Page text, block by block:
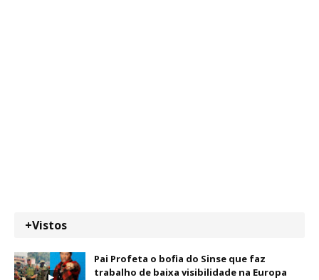
+Vistos
Pai Profeta o bofia do Sinse que faz
trabalho de baixa visibilidade na Europa